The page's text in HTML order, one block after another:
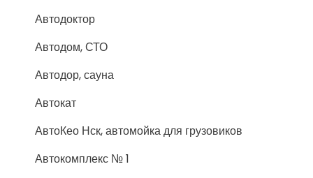
Автодоктор
Автодом, СТО
Автодор, сауна
Автокат
АвтоКео Нск, автомойка для грузовиков
Автокомплекс № 1